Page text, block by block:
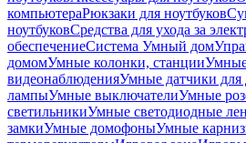
компьютераРюкзаки для ноутбуков
ноутбуковСредства для ухода за
обеспечениеСистема Умный дом
домомУмные колонки, станции
видеонаблюденияУмные датчики для
лампыУмные выключателиУмные
светильникиУмные светодиодные
замкиУмные домофоныУмные